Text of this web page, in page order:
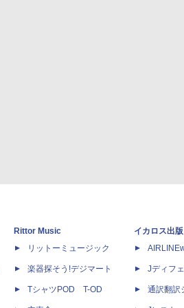
Rittor Music
リットーミュージック
楽器探そう!デジマート
TシャツPOD T-OD
イカロス出版
Jディフ
通訳翻訳